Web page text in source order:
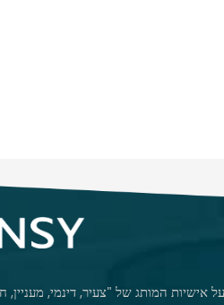
אישיות המותג של "צעיר, דינמי,